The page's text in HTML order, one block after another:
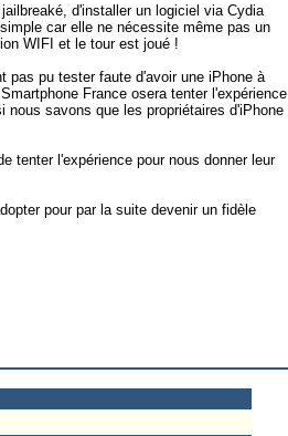
d'installer un logiciel via Cydia
car elle ne nécessite même pas un
WIFI et le tour est joué !
pas pu tester faute d'avoir une iPhone à
France osera tenter l'expérience
savons que les propriétaires d'iPhone
tenter l'expérience pour nous donner leur
pour par la suite devenir un fidèle